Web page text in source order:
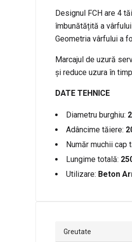
Designul FCH are 4
îmbunătățită a
Geometria vârfului a
Marcajul de uzură
și reduce uzura în
DATE TEHNICE
Diametru burghiu:
Adâncime tăiere: 2
Număr muchii cap
Lungime totală:
Utilizare: Beton
Greutate